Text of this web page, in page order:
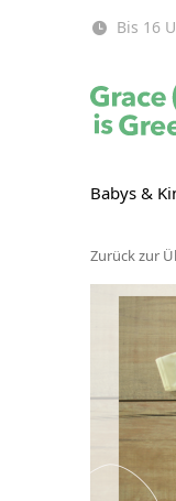
Babys &
Bis 16
Zurück zur